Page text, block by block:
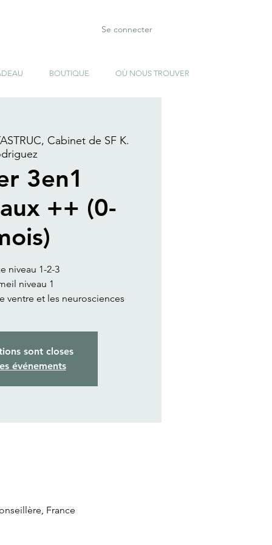
Se connecter
BOUTIQUE OÙ NOUS TROUVER
Cabinet de SF K.
3en1
++ (0-
niveau 1-2-3
niveau 1
ventre et les neurosciences
sont closes
événements
France